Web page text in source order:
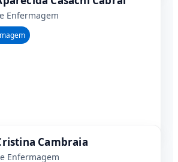
Enfermagem
Cambraia
Enfermagem